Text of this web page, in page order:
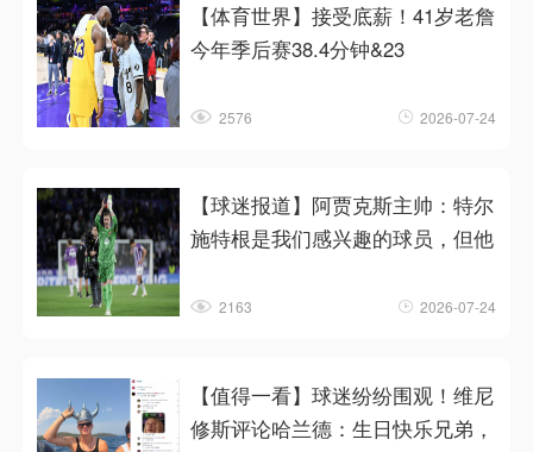
【体育世界】接受底薪！41岁老詹
今年季后赛38.4分钟&23
2576 2026-07-24
【球迷报道】阿贾克斯主帅：特尔
施特根是我们感兴趣的球员，但他
2163 2026-07-24
【值得一看】球迷纷纷围观！维尼
修斯评论哈兰德：生日快乐兄弟，